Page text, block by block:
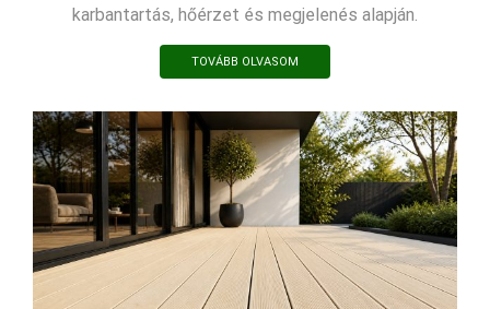
karbantartás, hőérzet és megjelenés alapján.
TOVÁBB OLVASOM